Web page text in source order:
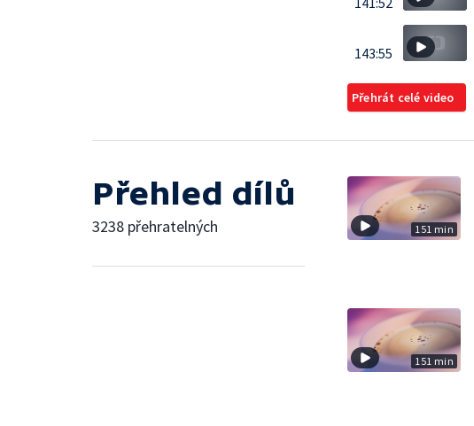
143:55
Přehrát celé video
Přehled dílů
3238 přehratelných 151 min
151 min